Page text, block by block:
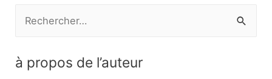
h
à propos de l’auteur